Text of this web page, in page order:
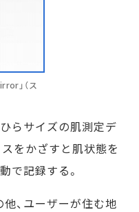
」（ス
らサイズの肌測定デ
をかざすと肌状態を
で記録する。
、ユーザーが住む地